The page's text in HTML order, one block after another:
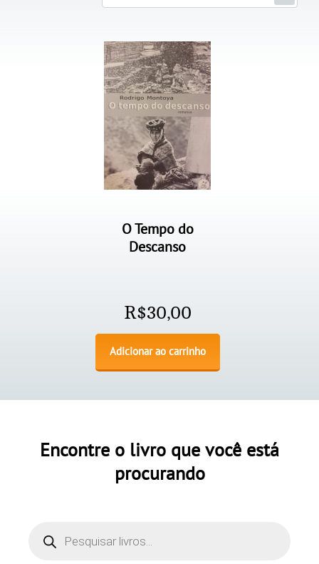
O Tempo do
Descanso
R$30,00
Adicionar ao carrinho
Encontre o livro que você está
procurando